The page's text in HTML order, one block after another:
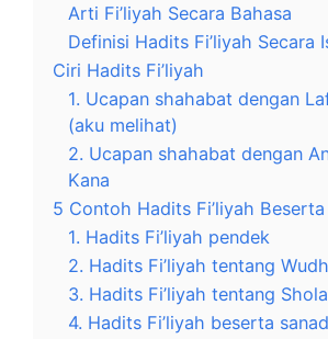
Arti Fi’liyah Secara Bahasa
Definisi Hadits Fi’liyah Secara
Ciri Hadits Fi’liyah
1. Ucapan shahabat dengan
(aku melihat)
2. Ucapan shahabat dengan
Kana
5 Contoh Hadits Fi’liyah
1. Hadits Fi’liyah pendek
2. Hadits Fi’liyah tentang
3. Hadits Fi’liyah tentang
4. Hadits Fi’liyah beserta